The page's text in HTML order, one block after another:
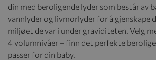
din med beroligende lyder som består av
vannlyder og livmorlyder for å gjenskape
miljøet de var i under graviditeten. Velg
4 volumnivåer – finn det perfekte
passer for din baby.